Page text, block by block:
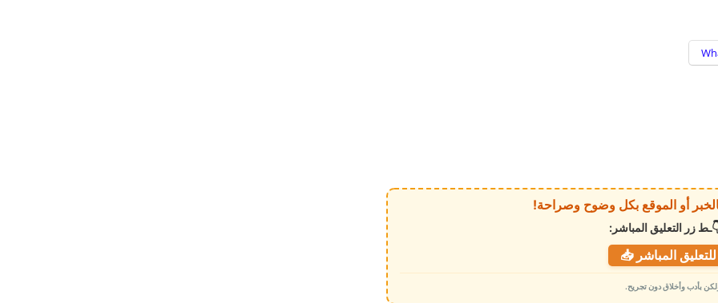
زر التعليق المباشر:
المباشر 📥
بأدب وأخلاق دون تجريح.